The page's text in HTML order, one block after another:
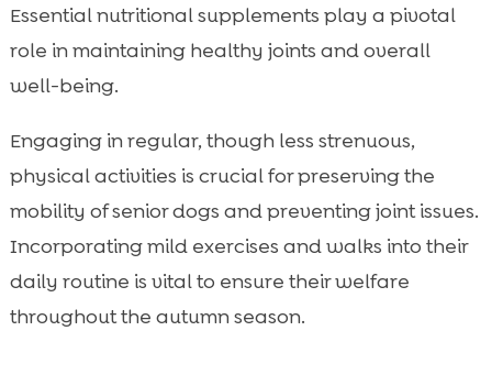
Essential nutritional supplements play a pivotal
role in maintaining healthy joints and overall
well-being.
Engaging in regular, though less strenuous,
physical activities is crucial for preserving the
mobility of senior dogs and preventing joint issues.
Incorporating mild exercises and walks into their
daily routine is vital to ensure their welfare
throughout the autumn season.